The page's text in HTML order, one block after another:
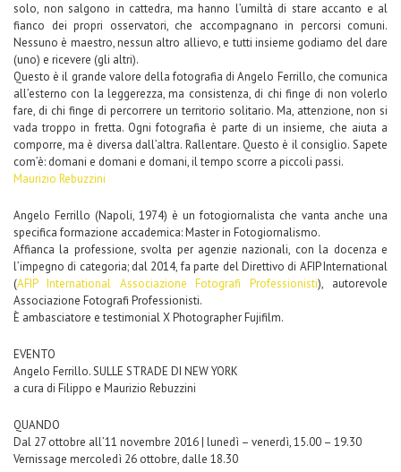
solo, non salgono in cattedra, ma hanno l’umiltà di stare accanto e al
fianco dei propri osservatori, che accompagnano in percorsi comuni.
Nessuno è maestro, nessun altro allievo, e tutti insieme godiamo del dare
(uno) e ricevere (gli altri).
Questo è il grande valore della fotografia di Angelo Ferrillo, che comunica
all’esterno con la leggerezza, ma consistenza, di chi finge di non volerlo
fare, di chi finge di percorrere un territorio solitario. Ma, attenzione, non si
vada troppo in fretta. Ogni fotografia è parte di un insieme, che aiuta a
comporre, ma è diversa dall’altra. Rallentare. Questo è il consiglio. Sapete
com’è: domani e domani e domani, il tempo scorre a piccoli passi.
Maurizio Rebuzzini
Angelo Ferrillo (Napoli, 1974) è un fotogiornalista che vanta anche una
specifica formazione accademica: Master in Fotogiornalismo.
Affianca la professione, svolta per agenzie nazionali, con la docenza e
l’impegno di categoria; dal 2014, fa parte del Direttivo di AFIP International
(AFIP International Associazione Fotografi Professionisti), autorevole
Associazione Fotografi Professionisti.
È ambasciatore e testimonial X Photographer Fujifilm.
EVENTO
Angelo Ferrillo. SULLE STRADE DI NEW YORK
a cura di Filippo e Maurizio Rebuzzini
QUANDO
Dal 27 ottobre all’11 novembre 2016 | lunedì – venerdì, 15.00 – 19.30
Vernissage mercoledì 26 ottobre, dalle 18.30